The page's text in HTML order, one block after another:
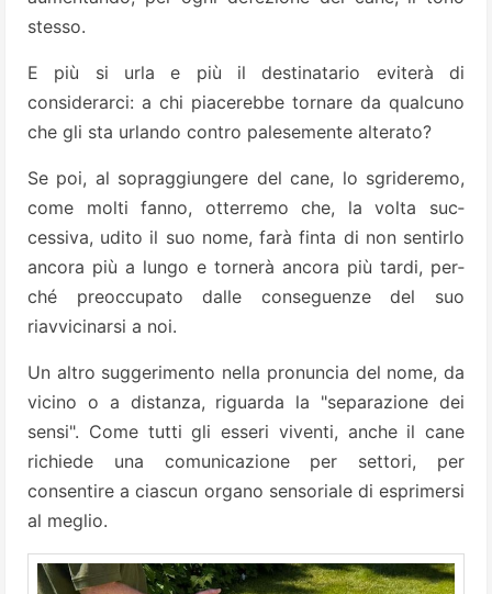
stesso.
E più si urla e più il destinatario evi­terà di
considerarci: a chi piacereb­be tornare da qualcuno
che gli sta urlando contro palesemente alte­rato?
Se poi, al sopraggiungere del cane, lo sgrideremo,
come molti fanno, otterremo che, la volta suc­
cessiva, udito il suo nome, farà fin­ta di non sentirlo
ancora più a lun­go e tornerà ancora più tardi, per­
ché preoccupato dalle conseguen­ze del suo
riavvicinarsi a noi.
Un altro suggerimento nella pronuncia del nome, da
vicino o a distanza, riguarda la "separazione dei
sen­si". Come tutti gli esseri viventi, an­che il cane
richiede una comunica­zione per settori, per
consentire a ciascun organo sensoriale di espri­mersi
al meglio.